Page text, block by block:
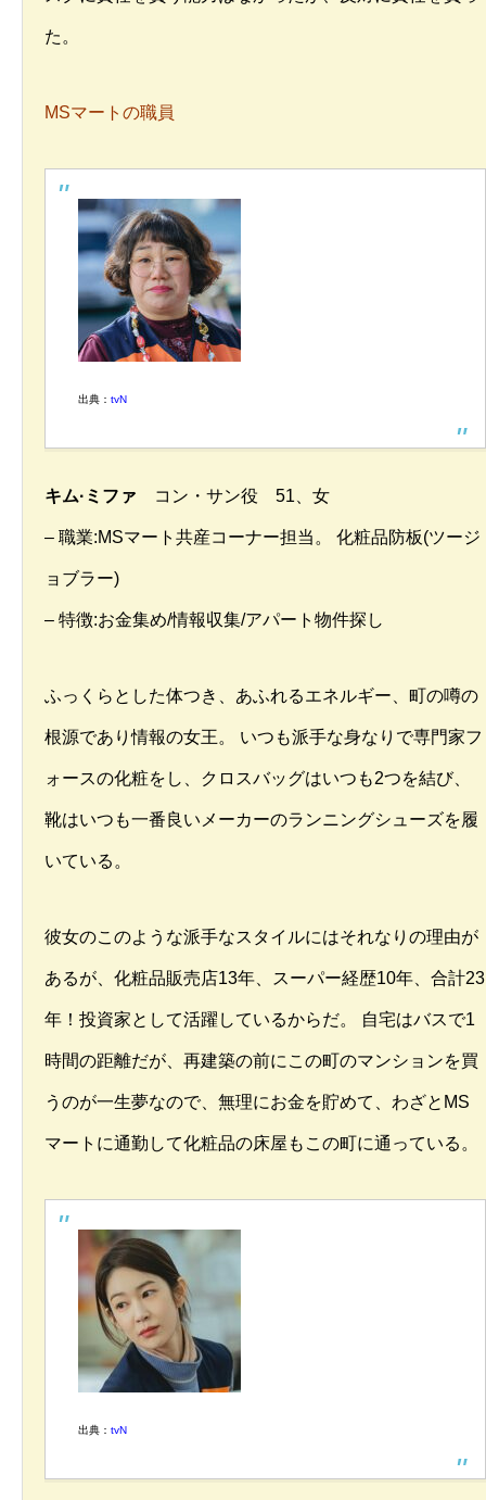
た。
MSマートの職員
出典： tvN
キム·ミファ コン・サン役 51、女
– 職業:MSマート共産コーナー担当。 化粧品防板(ツージ
ョブラー)
– 特徴:お金集め/情報収集/アパート物件探し
ふっくらとした体つき、あふれるエネルギー、町の噂の
根源であり情報の女王。 いつも派手な身なりで専門家フ
ォースの化粧をし、クロスバッグはいつも2つを結び、
靴はいつも一番良いメーカーのランニングシューズを履
いている。
彼女のこのような派手なスタイルにはそれなりの理由が
あるが、化粧品販売店13年、スーパー経歴10年、合計23
年！投資家として活躍しているからだ。 自宅はバスで1
時間の距離だが、再建築の前にこの町のマンションを買
うのが一生夢なので、無理にお金を貯めて、わざとMS
マートに通勤して化粧品の床屋もこの町に通っている。
出典： tvN